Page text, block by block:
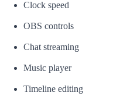
Clock speed
OBS controls
Chat streaming
Music player
Timeline editing